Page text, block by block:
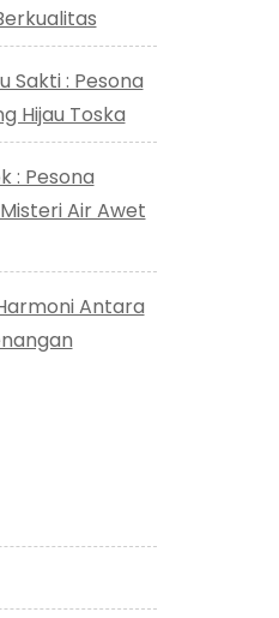
Sakti : Pesona
Hijau Toska
: Pesona
Air Awet
Antara